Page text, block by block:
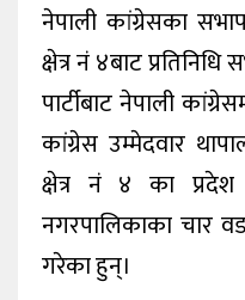
नेपाली कांग्रेसका
क्षेत्र नं ४बाट
पार्टीबाट नेपाली
कांग्रेस उम्मेदवार
क्षेत्र नं ४ का प्रदेश
नगरपालिकाका चार
गरेका हुन्।